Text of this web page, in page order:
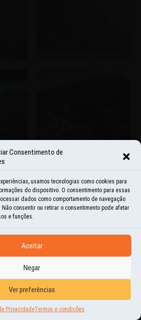
Consentimento de
usamos tecnologias como cookies para
do dispositivo. O consentimento para essas
dados como comportamento de navegação
consentir ou retirar o consentimento pode afetar
e funções.
Aceitar
Negar
Ver preferências
PrivacidadeTermos e condições